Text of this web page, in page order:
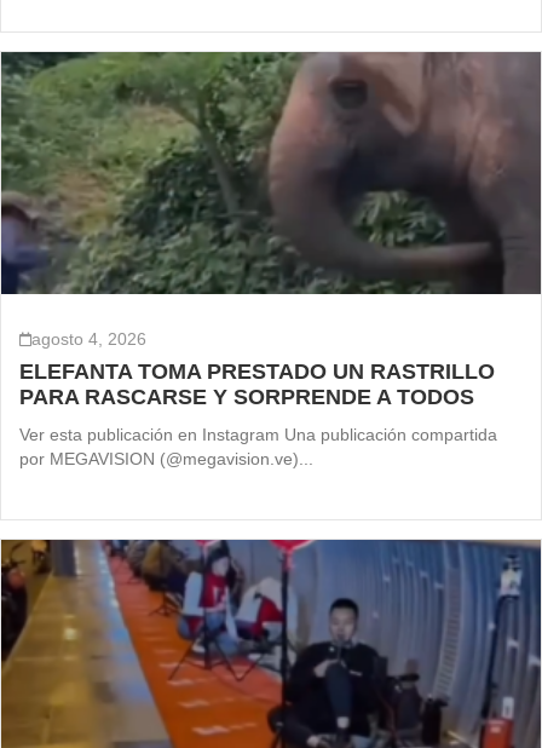
agosto 4, 2026
ELEFANTA TOMA PRESTADO UN RASTRILLO
PARA RASCARSE Y SORPRENDE A TODOS
Ver esta publicación en Instagram Una publicación compartida
por MEGAVISION (@megavision.ve)...